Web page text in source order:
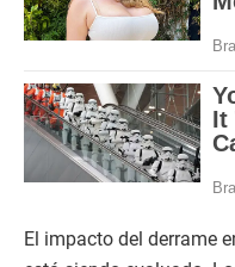
El impacto del derrame